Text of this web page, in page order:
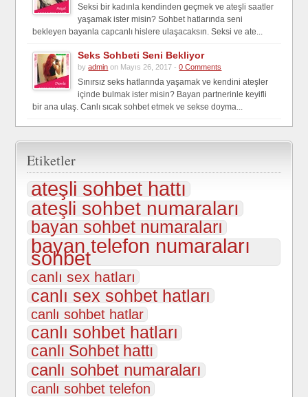
Seksi bir kadınla kendinden geçmek ve ateşli saatler
yaşamak ister misin? Sohbet hatlarında seni
bekleyen bayanla capcanlı hislere ulaşacaksın. Seksi ve ate...
Seks Sohbeti Seni Bekliyor
byadmin on Mayıs 26, 2017 -0 Comments
Sınırsız seks hatlarında yaşamak ve kendini ateşler
içinde bulmak ister misin? Bayan partnerinle keyifli
bir ana ulaş. Canlı sıcak sohbet etmek ve sekse doyma...
Etiketler
ateşli sohbet hattı
ateşli sohbet numaraları
bayan sohbet numaraları
bayan telefon numaraları
sohbet
canlı sex hatları
canlı sex sohbet hatları
canlı sohbet hatlar
canlı sohbet hatları
canlı Sohbet hattı
canlı sohbet numaraları
canlı sohbet telefon